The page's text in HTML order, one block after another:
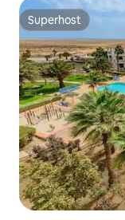
Superhost
Superhost